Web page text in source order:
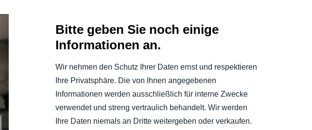
Sweden (English)
Denmark (English)
Finland (English)
España (Español)
Norway (English)
Bitte geben Sie noch einige
Informationen an.
Wir nehmen den Schutz Ihrer Daten ernst und respektieren
Ihre Privatsphäre. Die von Ihnen angegebenen
Informationen werden ausschließlich für interne Zwecke
verwendet und streng vertraulich behandelt. Wir werden
Ihre Daten niemals an Dritte weitergeben oder verkaufen.